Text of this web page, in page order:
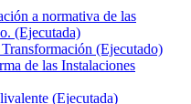
a normativa de las
(Ejecutada)
(Ejecutado)
de las Instalaciones
(Ejecutada)